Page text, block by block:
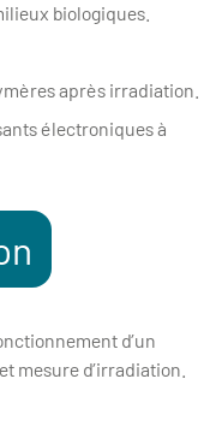
biologiques.
après irradiation.
électroniques à
d’un
mesure d’irradiation.